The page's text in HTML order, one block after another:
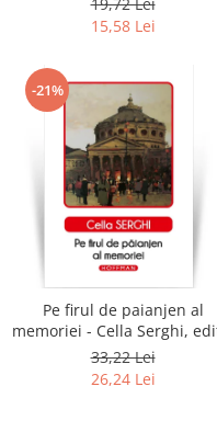
15,58 Lei
-21%
Pe firul de paianjen al
memoriei - Cella Serghi,
2020
33,22 Lei
26,24 Lei